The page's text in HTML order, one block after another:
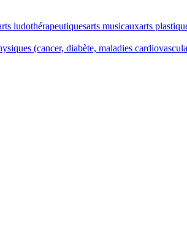
ludothérapeutiquesarts musicauxarts
(cancer, diabète, maladies